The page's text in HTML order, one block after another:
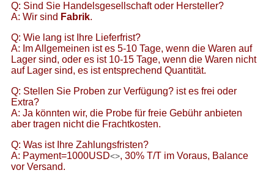
Q: Sind Sie Handelsgesellschaft oder Hersteller?
A: Wir sind Fabrik.
Q: Wie lang ist Ihre Lieferfrist?
A: Im Allgemeinen ist es 5-10 Tage, wenn die Waren auf
Lager sind, oder es ist 10-15 Tage, wenn die Waren nicht
auf Lager sind, es ist entsprechend Quantität.
Q: Stellen Sie Proben zur Verfügung? ist es frei oder
Extra?
A: Ja könnten wir, die Probe für freie Gebühr anbieten
aber tragen nicht die Frachtkosten.
Q: Was ist Ihre Zahlungsfristen?
A: Payment=1000USD<>, 30% T/T im Voraus, Balance
vor Versand.